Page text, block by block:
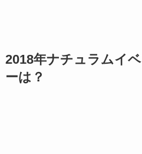
2018年ナチュラムイ
ーは？